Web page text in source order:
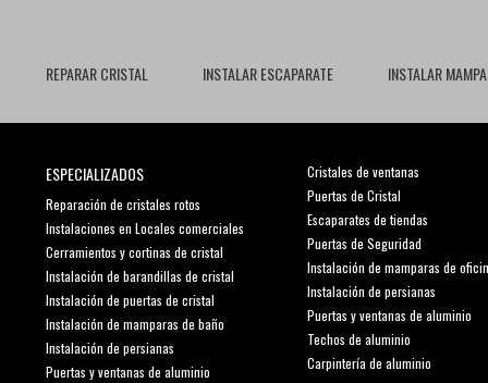
REPARAR CRISTAL INSTALAR ESCAPARATE INSTALAR
ESPECIALIZADOS
Reparación de cristales rotos
Instalaciones en Locales comerciales
Cerramientos y cortinas de cristal
Instalación de barandillas de cristal
Instalación de puertas de cristal
Instalación de mamparas de baño
Instalación de persianas
Puertas y ventanas de aluminio
Cristales de ventanas
Puertas de Cristal
Escaparates de tiendas
Puertas de Seguridad
Instalación de mamparas de
Instalación de persianas
Puertas y ventanas de aluminio
Techos de aluminio
Carpintería de aluminio